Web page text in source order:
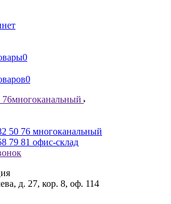
0
0
76многоканальный
50 76 многоканальный
79 81 офис-склад
д. 27, кор. 8, оф. 114